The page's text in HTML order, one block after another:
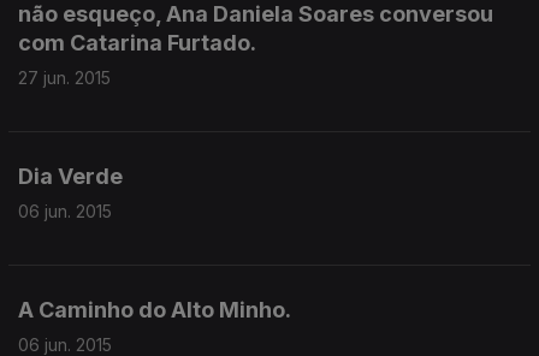
não esqueço, Ana Daniela Soares conversou
com Catarina Furtado.
27 jun. 2015
Dia Verde
06 jun. 2015
A Caminho do Alto Minho.
06 jun. 2015